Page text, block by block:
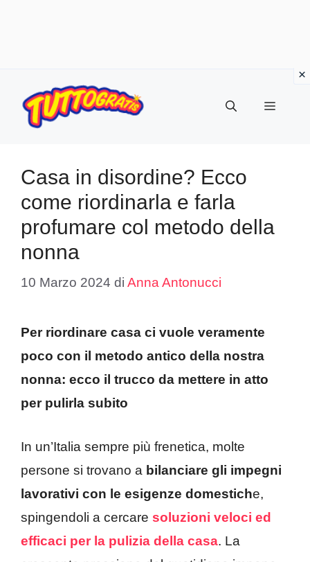
contenuto
Menu
Casa in disordine? Ecco
come riordinarla e farla
profumare col metodo della
nonna
10 Marzo 2024 di Anna Antonucci
Per riordinare casa ci vuole veramente
poco con il metodo antico della nostra
nonna: ecco il trucco da mettere in atto
per pulirla subito
In un’Italia sempre più frenetica, molte
persone si trovano a bilanciare gli impegni
lavorativi con le esigenze domestiche,
spingendoli a cercare soluzioni veloci ed
efficaci per la pulizia della casa. La